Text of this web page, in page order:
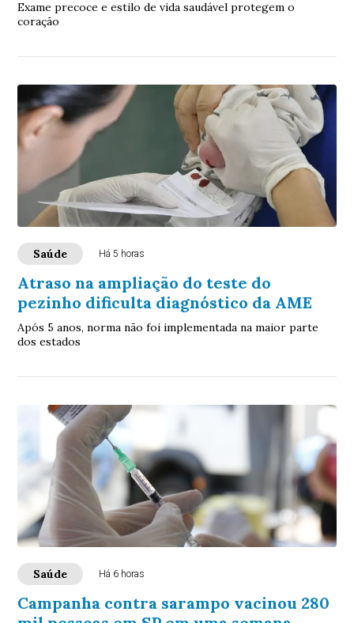
Exame precoce e estilo de vida saudável protegem o
coração
Saúde Há 5 horas
Atraso na ampliação do teste do
pezinho dificulta diagnóstico da AME
Após 5 anos, norma não foi implementada na maior parte
dos estados
Saúde Há 6 horas
Campanha contra sarampo vacinou 280